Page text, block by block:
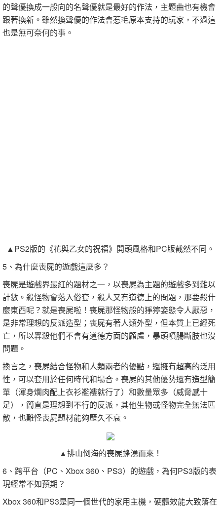
的聲優換成一般向的名聲優就是最好的作法，主題曲也有機會
跟著換新。雖然換聲優的作法會惹毛原本支持的玩家，不過這
也是無可奈何的事。
▲PS2版的《花與乙女的祝福》開頭風格和PC版截然不同。
5、為什麼喪屍的遊戲這麼多？
喪屍是遊戲界最紅的題材之一，以喪屍為主題的遊戲多到難以
計數。殺怪物會落入俗套，殺人又有道德上的問題，那要殺什
麼東西呢？就是喪屍啦！喪屍那怪物般的猙獰姿態令人厭惡，
是非常理想的反派造型；喪屍有著人類外型，但本質上已經死
亡，所以轟殺他們不會有道德方面的顧慮，暴頭噴腸斷肢也沒
問題。
換言之，喪屍結合怪物和人類兩者的優點，還擁有超高的泛用
性，可以套用於任何時代和場合。喪屍的其他優勢還有造型簡
單（渾身爛肉配上衣衫襤褸就行了）和數量眾多（威脅感十
足），簡直是理想到不行的反派，其他生物或怪物完全無法匹
敵，也難怪喪屍題材能夠歷久不衰。
▲排山倒海的喪屍蜂湧而來！
6、跨平台（PC、Xbox 360、PS3）的遊戲，為何PS3版的表
現經常不如預期？
Xbox 360和PS3是同一個世代的家用主機，硬體效能大致落在